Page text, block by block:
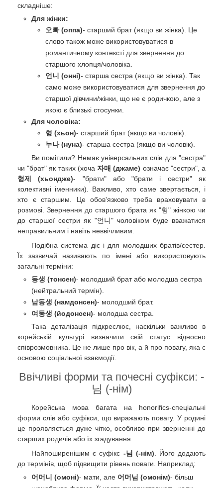
складніше:
Для жінки:
오빠 (оппа)- старший брат (якщо ви жінка). Це
слово також може використовуватися в
романтичному контексті для звернення до
старшого хлопця/чоловіка.
언니 (онні)- старша сестра (якщо ви жінка). Так
само може використовуватися для звернення до
старшої дівчини/жінки, що не є родичкою, але з
якою є близькі стосунки.
Для чоловіка:
형 (хьон)- старший брат (якщо ви чоловік).
누나 (нуна)- старша сестра (якщо ви чоловік).
Ви помітили? Немає універсальних слів для "сестра"
чи "брат" як таких (хоча자매 (джаме) означає "сестри", а
형제 (хьондже)- "брати" або "брати і сестри" як
колективні іменники). Важливо, хто саме звертається, і
хто є старшим. Це обов'язково треба враховувати в
розмові. Звернення до старшого брата як "형" жінкою чи
до старшої сестри як "언니" чоловіком буде вважатися
неправильним і навіть неввічливим.
Подібна система діє і для молодших братів/сестер.
Їх зазвичай називають по імені або використовують
загальні терміни:
동생 (тонсен)- молодший брат або молодша сестра
(нейтральний термін).
남동생 (намдонсен)- молодший брат.
여동생 (йодонсен)- молодша сестра.
Така деталізація підкреслює, наскільки важливо в
корейській культурі визначити свій статус відносно
співрозмовника. Це не лише про вік, а й про повагу, яка є
основою соціальної взаємодії.
Ввічливі форми та почесні суфікси: -
님 (-нім)
Корейська мова багата на honorifics-спеціальні
форми слів або суфікси, що виражають повагу. У родині
це проявляється дуже чітко, особливо при зверненні до
старших родичів або їх згадування.
Найпоширенішим є суфікс -님 (-нім). Його додають
до термінів, щоб підвищити рівень поваги. Наприклад:
어머니 (омоні)- мати, але 어머님 (омонім)- більш